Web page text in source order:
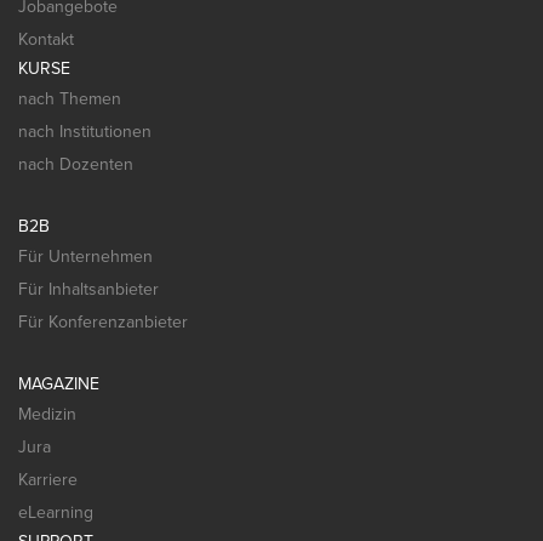
Jobangebote
Kontakt
KURSE
nach Themen
nach Institutionen
nach Dozenten
B2B
Für Unternehmen
Für Inhaltsanbieter
Für Konferenzanbieter
MAGAZINE
Medizin
Jura
Karriere
eLearning